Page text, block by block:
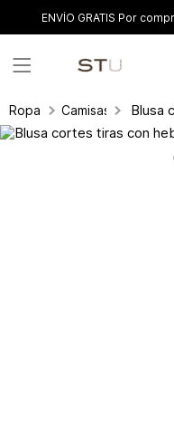
ENVÍO GRATIS Por
Ropa Camisas y blusas